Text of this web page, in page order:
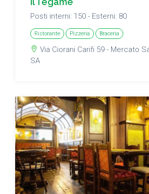
Posti interni: 150 - Esterni: 80
Ristorante Pizzeria Braceria
Via Ciorani Carifi 59 - Mercato
SA